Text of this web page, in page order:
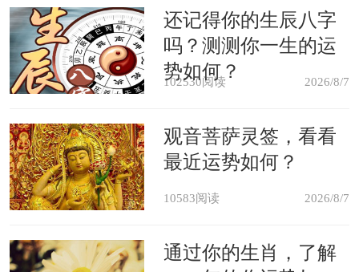
三、办公室的饰品风水：办公
室中一定要谨摆古玩饰品以及风水化煞
用品，包括麒麟、貔貅、蟾蜍、鱼缸
等。古玩饰品历史太久，主太过之阴，
易让人产生幻觉及灵异之事；至于麒
麟、貔貅、蟾蜍、鱼缸等之物其实是具
当则有可能害己的，故若有相关需要，
还记得你的生辰八字
吗？测测你一生的运
势如何？
102530阅读 2026/8/7
观音菩萨灵签，看看
最近运势如何？
10583阅读 2026/8/7
通过你的生肖，了解